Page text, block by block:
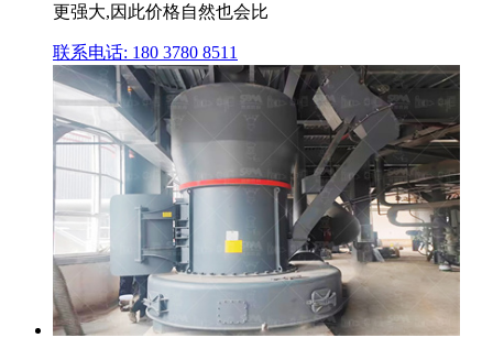
更强大,因此价格自然也会比
联系电话: 180 3780 8511